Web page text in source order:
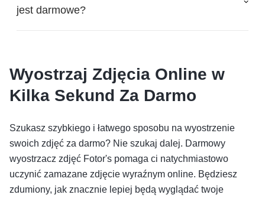
jest darmowe?
Wyostrzaj Zdjęcia Online w
Kilka Sekund Za Darmo
Szukasz szybkiego i łatwego sposobu na wyostrzenie
swoich zdjęć za darmo? Nie szukaj dalej. Darmowy
wyostrzacz zdjęć Fotor's pomaga ci natychmiastowo
uczynić zamazane zdjęcie wyraźnym online. Będziesz
zdumiony, jak znacznie lepiej będą wyglądać twoje